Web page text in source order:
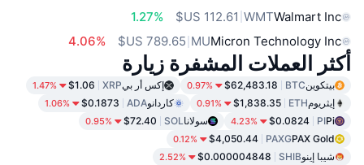
Walmart Inc
WMT
1.27%
Micron Technology Inc
MU
4.06%
أكثر العملات المشفرة زيارة
بيتكوينBTC
$62,483.18
0.97% إكس أر بيXRP
$1.06
1.47%
إيثريومETH
$1,838.35
0.91% كاردانوADA
$0.1873
1.06%
Pi
PI
$0.0824
4.23% سولاناSOL
$72.40
0.95%
PAX Gold
PAXG
$4,050.44
0.12%
شيبا إينوSHIB
$0.000004848
2.52%